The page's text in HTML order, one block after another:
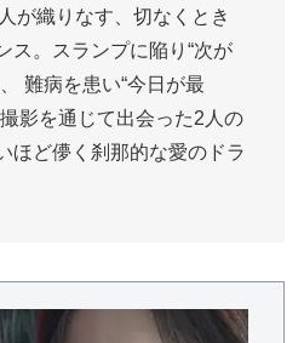
が織りなす、切なくとき
ス。スランプに陥り“次が
難病を患い“今日が最
影を通じて出会った2人の
ほど儚く刹那的な愛のドラ